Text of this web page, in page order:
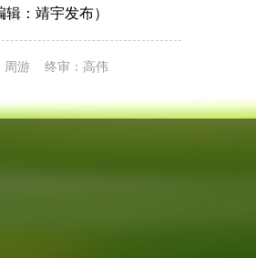
辑：靖宇发布）
周游 终审：高伟